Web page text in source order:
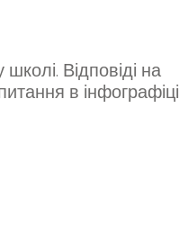
Відповіді на
в інфографіці